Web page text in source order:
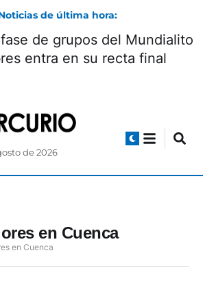
de última hora:
de grupos del Mundialito
entra en su recta final
de 2026
en Cuenca
en Cuenca